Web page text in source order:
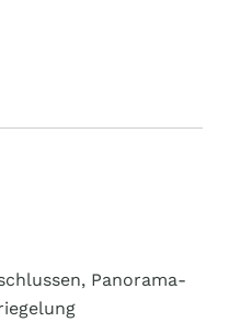
Panorama-